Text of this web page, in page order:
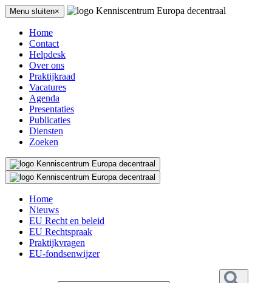
Menu sluiten×
Home
Contact
Helpdesk
Over ons
Praktijkraad
Vacatures
Agenda
Presentaties
Publicaties
Diensten
Zoeken
Home
Nieuws
EU Recht en beleid
EU Rechtspraak
Praktijkvragen
EU-fondsenwijzer